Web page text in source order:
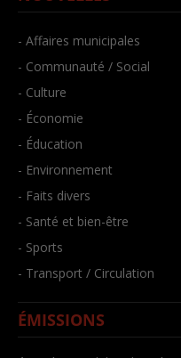
- Affaires municipales
- Communauté / Social
- Culture
- Économie
- Éducation
- Environnement
- Faits divers
- Santé et bien-être
- Sports
- Transport / Circulation
ÉMISSIONS